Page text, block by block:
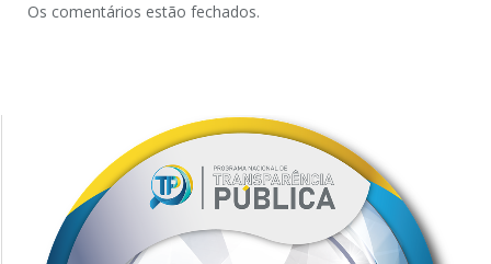
Os comentários estão fechados.